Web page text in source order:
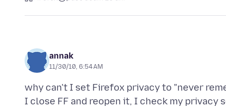
annak
11/30/10, 6:54 AM
why can't I set Firefox privacy to "never